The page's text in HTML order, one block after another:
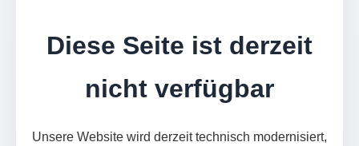
Diese Seite ist derzeit
nicht verfügbar
Unsere Website wird derzeit technisch modernisiert,